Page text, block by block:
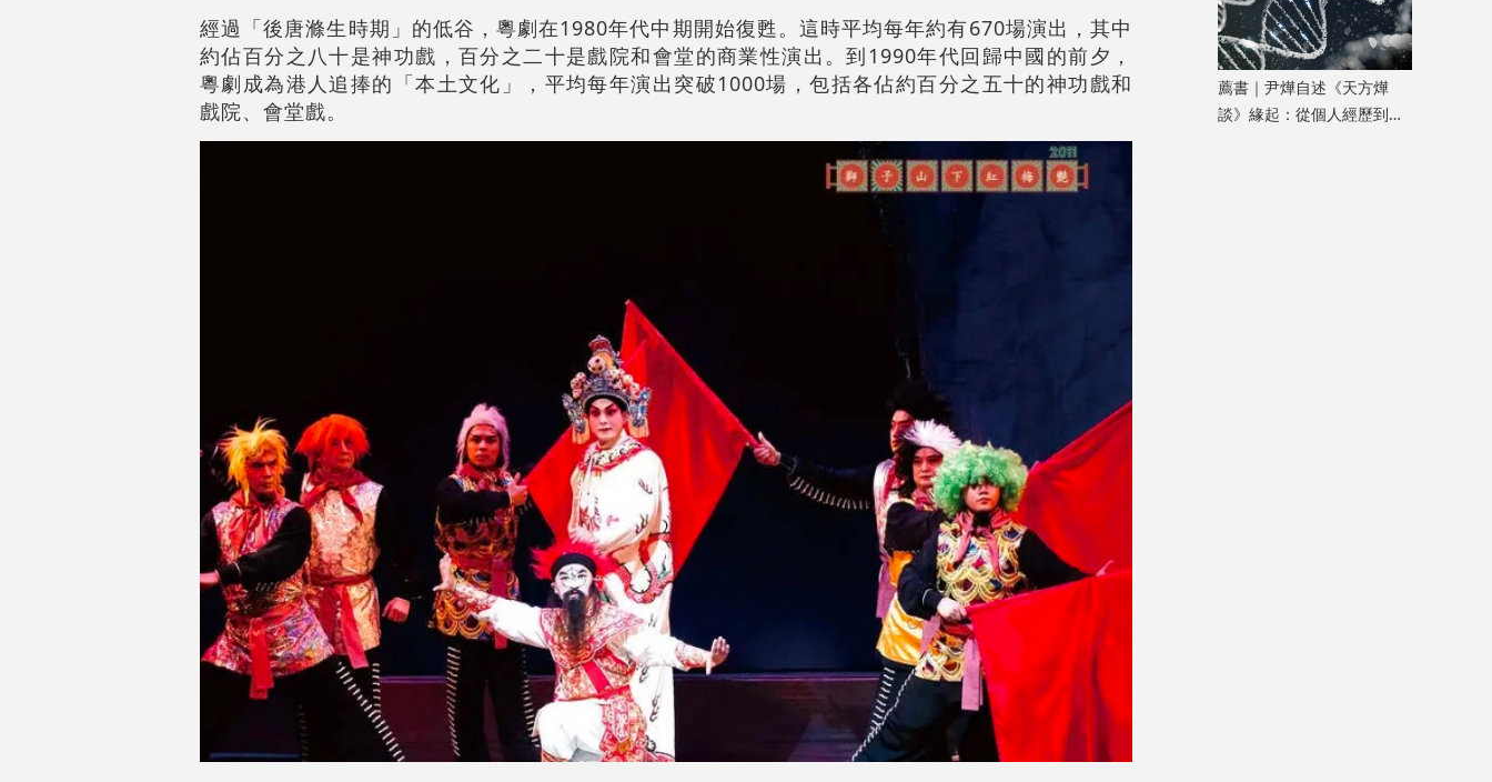
經過「後唐滌生時期」的低谷，粵劇在1980年代中期開始復甦。這時平均每年約有670場演出，其中
約佔百分之八十是神功戲，百分之二十是戲院和會堂的商業性演出。到1990年代回歸中國的前夕，
粵劇成為港人追捧的「本土文化」，平均每年演出突破1000場，包括各佔約百分之五十的神功戲和
戲院、會堂戲。
薦書｜尹燁自述《天方燁
談》緣起：從個人經歷到生